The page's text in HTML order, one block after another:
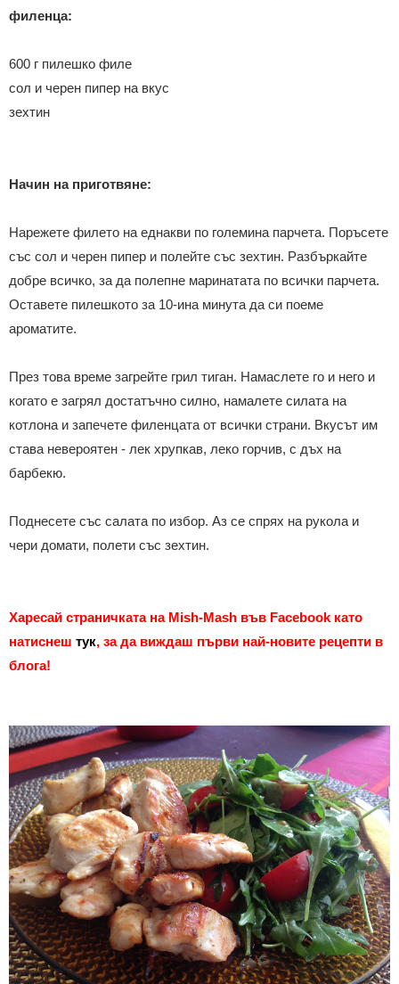
филенца:
600 г пилешко филе
сол и черен пипер на вкус
зехтин
Начин на приготвяне:
Нарежете филето на еднакви по големина парчета. Поръсете
със сол и черен пипер и полейте със зехтин. Разбъркайте
добре всичко, за да полепне маринатата по всички парчета.
Оставете пилешкото за 10-ина минута да си поеме
ароматите.
През това време загрейте грил тиган. Намаслете го и него и
когато е загрял достатъчно силно, намалете силата на
котлона и запечете филенцата от всички страни. Вкусът им
става невероятен - лек хрупкав, леко горчив, с дъх на
барбекю.
Поднесете със салата по избор. Аз се спрях на рукола и
чери домати, полети със зехтин.
Харесай страничката на Mish-Mash във Facebook като
натиснеш тук, за да виждаш първи най-новите рецепти в
блога!